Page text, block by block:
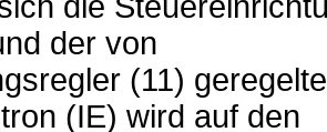
der von
(11) geregelte
(IE) wird auf den